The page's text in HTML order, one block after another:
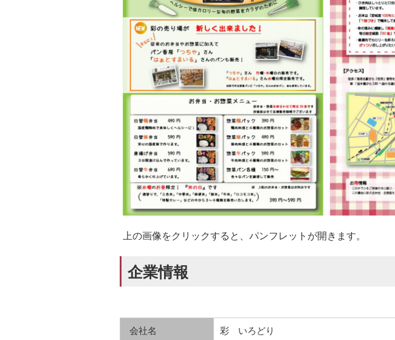
上の画像をクリックすると、パンフレットが開きます。
企業情報
会社名 彩 いろどり